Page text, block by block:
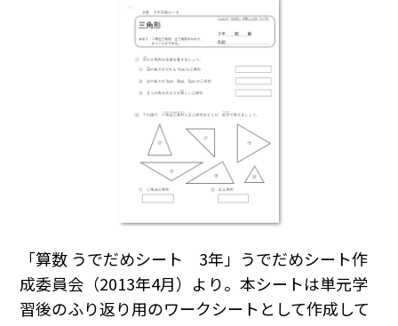
「算数 うでだめシート 3年」うでだめシート作
成委員会（2013年4月）より。本シートは単元学
習後のふり返り用のワークシートとして作成して